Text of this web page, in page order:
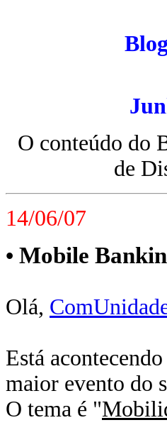
O conteúdo do
de
14/06/07
• Mobile
Olá,
Está
maior evento do
O tema é "